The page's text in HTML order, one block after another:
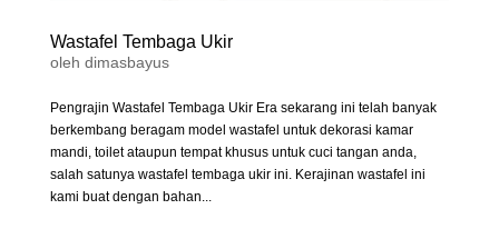
Wastafel Tembaga Ukir
oleh dimasbayus
Pengrajin Wastafel Tembaga Ukir Era sekarang ini telah banyak
berkembang beragam model wastafel untuk dekorasi kamar
mandi, toilet ataupun tempat khusus untuk cuci tangan anda,
salah satunya wastafel tembaga ukir ini. Kerajinan wastafel ini
kami buat dengan bahan...